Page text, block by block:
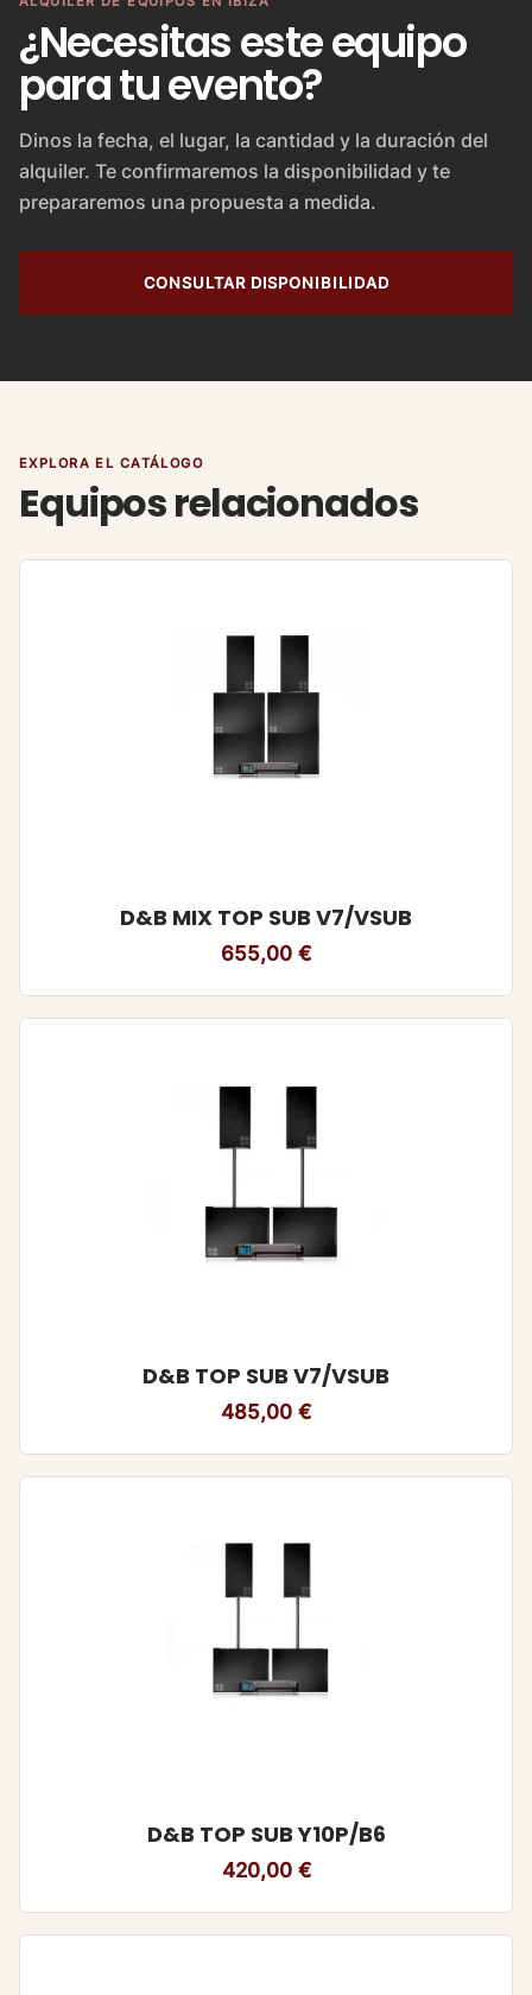
¿Necesitas este equipo
para tu evento?
Dinos la fecha, el lugar, la cantidad y la duración del
alquiler. Te confirmaremos la disponibilidad y te
prepararemos una propuesta a medida.
CONSULTAR DISPONIBILIDAD
EXPLORA EL CATÁLOGO
Equipos relacionados
D&B MIX TOP SUB V7/VSUB
655,00 €
D&B TOP SUB V7/VSUB
485,00 €
D&B TOP SUB Y10P/B6
420,00 €